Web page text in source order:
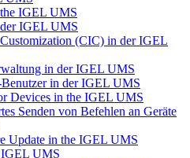
IGEL UMS
IGEL UMS
(CIC) in der IGEL
in der IGEL UMS
Benutzer in der IGEL UMS
Devices in the IGEL UMS
Senden von Befehlen an Geräte
Update in the IGEL UMS
IGEL UMS